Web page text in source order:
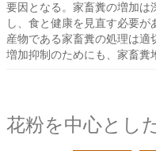
要因となる。家畜糞の増加は
し、食と健康を見直す必要
産物である家畜糞の処理は
増加抑制のためにも、家畜糞
花粉を中心とし